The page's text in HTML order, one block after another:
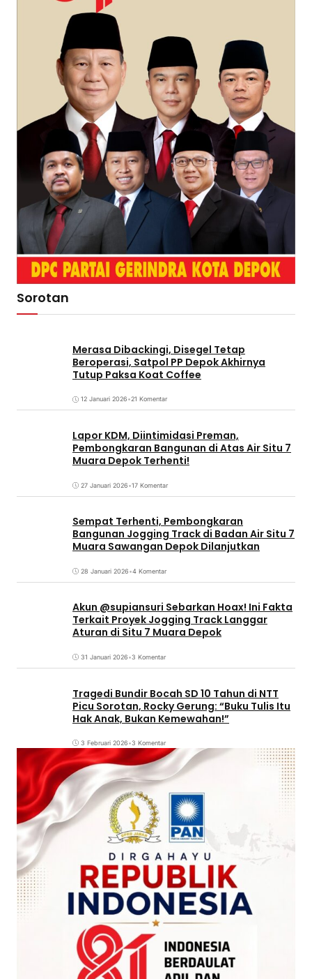
Sorotan
Merasa Dibackingi, Disegel Tetap
Beroperasi, Satpol PP Depok Akhirnya
Tutup Paksa Koat Coffee
12 Januari 2026•21 Komentar
Lapor KDM, Diintimidasi Preman,
Pembongkaran Bangunan di Atas Air Situ 7
Muara Depok Terhenti!
27 Januari 2026•17 Komentar
Sempat Terhenti, Pembongkaran
Bangunan Jogging Track di Badan Air Situ 7
Muara Sawangan Depok Dilanjutkan
28 Januari 2026•4 Komentar
Akun @supiansuri Sebarkan Hoax! Ini Fakta
Terkait Proyek Jogging Track Langgar
Aturan di Situ 7 Muara Depok
31 Januari 2026•3 Komentar
Tragedi Bundir Bocah SD 10 Tahun di NTT
Picu Sorotan, Rocky Gerung: “Buku Tulis Itu
Hak Anak, Bukan Kemewahan!”
3 Februari 2026•3 Komentar